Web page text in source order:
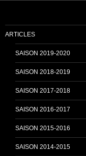
o
h
ARTICLES
SAISON 2019-2020
SAISON 2018-2019
SAISON 2017-2018
SAISON 2016-2017
SAISON 2015-2016
SAISON 2014-2015